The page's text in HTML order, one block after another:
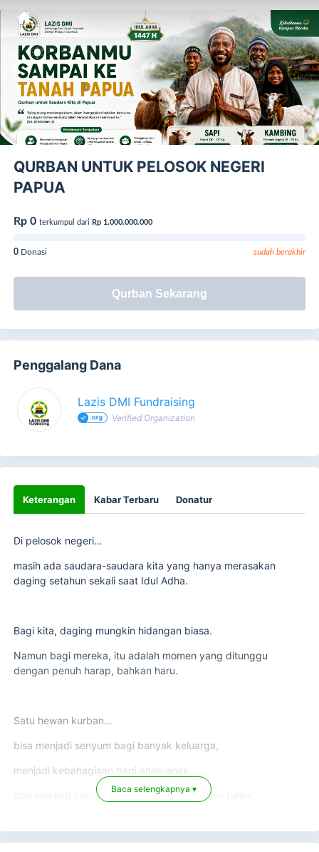
QURBAN UNTUK PELOSOK NEGERI
PAPUA
Rp 0 terkumpul dari Rp 1.000.000.000
0 Donasi sudah berakhir
Qurban Sekarang
Penggalang Dana
Lazis DMI Fundraising
Verified Organization
Keterangan Kabar Terbaru Donatur
Di pelosok negeri…
masih ada saudara-saudara kita yang hanya merasakan
daging setahun sekali saat Idul Adha.
Bagi kita, daging mungkin hidangan biasa.
Namun bagi mereka, itu adalah momen yang ditunggu
dengan penuh harap, bahkan haru.
Satu hewan kurban…
bisa menjadi senyum bagi banyak keluarga,
menjadi kebahagiaan bagi anak-anak,
dan menjadi cerita yang dikenang sepanjang tahun.
Ketika kita berkurban…
Baca selengkapnya ▾